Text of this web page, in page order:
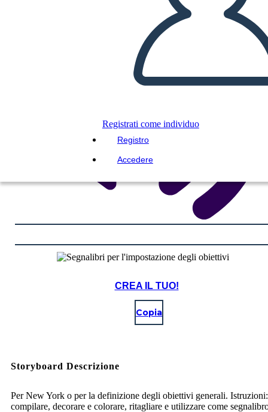
Registrati come individuo
Registro
Accedere
CREA IL TUO!
Copia
Storyboard Descrizione
Per New York o per la definizione degli obiettivi generali. Istruzioni:
compilare, decorare e colorare, ritagliare e utilizzare come